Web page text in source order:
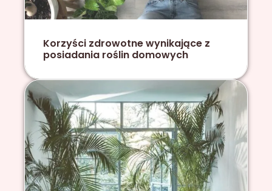
Korzyści zdrowotne wynikające z
posiadania roślin domowych